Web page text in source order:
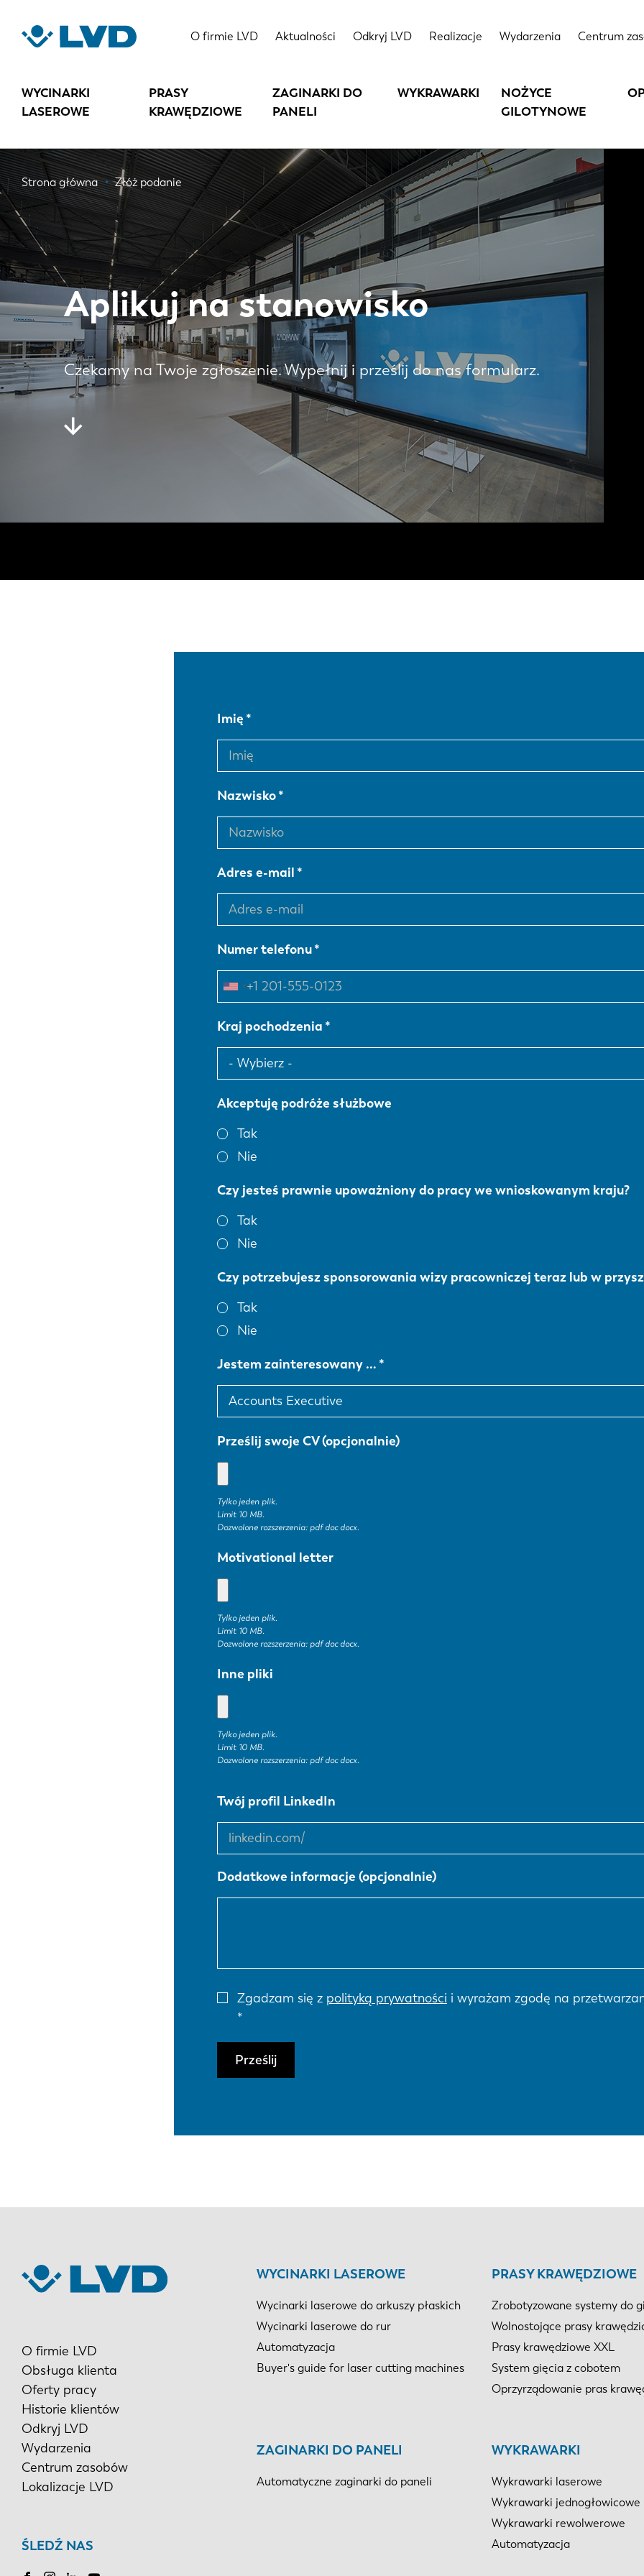
treści
O firmie LVD Aktualności Odkryj LVD Realizacje Wydarzenia Centrum
WYCINARKI
LASEROWE
PRASY
KRAWĘDZIOWE
ZAGINARKI DO
PANELI
WYKRAWARKI
NOŻYCE
GILOTYNOWE
Ścieżka
nawigacyjna
Strona główna Złóż podanie
Aplikuj na stanowisko
Czekamy na Twoje zgłoszenie. Wypełnij i prześlij do nas formularz.
Imię
Nazwisko
Adres e-mail
Numer telefonu
Kraj pochodzenia
Akceptuję podróże służbowe
Tak
Nie
Czy jesteś prawnie upoważniony do pracy we wnioskowanym kraju?
Tak
Nie
Czy potrzebujesz sponsorowania wizy pracowniczej teraz lub w
Tak
Nie
Jestem zainteresowany …
Prześlij swoje CV (opcjonalnie)
Tylko jeden plik.
Limit 10 MB.
Dozwolone rozszerzenia: pdf doc docx.
Motivational letter
Tylko jeden plik.
Limit 10 MB.
Dozwolone rozszerzenia: pdf doc docx.
Inne pliki
Tylko jeden plik.
Limit 10 MB.
Dozwolone rozszerzenia: pdf doc docx.
profil
LinkedIn
Twój profil LinkedIn
Dodatkowe informacje (opcjonalnie)
Zgadzam się z polityką prywatności i wyrażam zgodę na
Prześlij
O firmie LVD
Obsługa klienta
Oferty pracy
Historie klientów
Odkryj LVD
Wydarzenia
Centrum zasobów
Lokalizacje LVD
ŚLEDŹ NAS
WYCINARKI LASEROWE
Wycinarki laserowe do arkuszy płaskich
Wycinarki laserowe do rur
Automatyzacja
Buyer's guide for laser cutting machines
PRASY KRAWĘDZIOWE
Zrobotyzowane systemy do
Wolnostojące prasy
Prasy krawędziowe XXL
System gięcia z cobotem
Oprzyrządowanie pras
ZAGINARKI DO PANELI
Automatyczne zaginarki do paneli
WYKRAWARKI
Wykrawarki laserowe
Wykrawarki jednogłowicowe
Wykrawarki rewolwerowe
Automatyzacja
EN